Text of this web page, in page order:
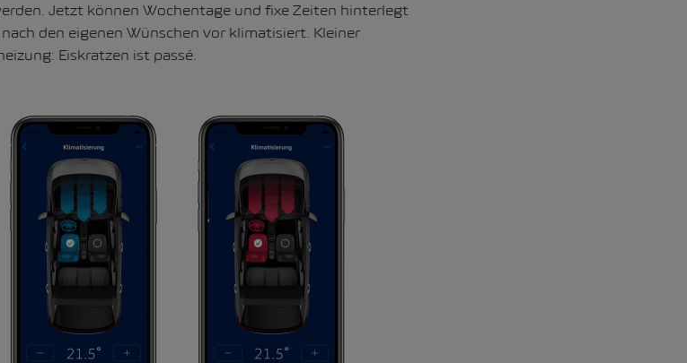
Jetzt können Wochentage und fixe Zeiten hinterlegt
den eigenen Wünschen vor klimatisiert. Kleiner
Eiskratzen ist passé.